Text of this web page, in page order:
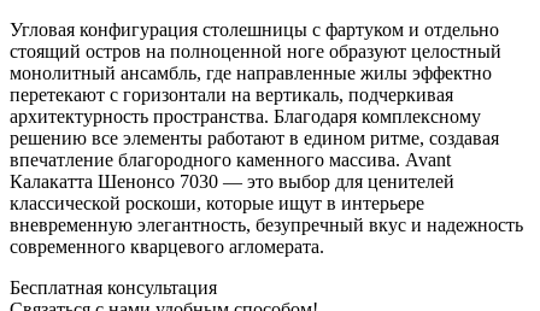
Угловая конфигурация столешницы с фартуком и отдельно
стоящий остров на полноценной ноге образуют целостный
монолитный ансамбль, где направленные жилы эффектно
перетекают с горизонтали на вертикаль, подчеркивая
архитектурность пространства. Благодаря комплексному
решению все элементы работают в едином ритме, создавая
впечатление благородного каменного массива. Avant
Калакатта Шенонсо 7030 — это выбор для ценителей
классической роскоши, которые ищут в интерьере
вневременную элегантность, безупречный вкус и надежность
современного кварцевого агломерата.
Бесплатная консультация